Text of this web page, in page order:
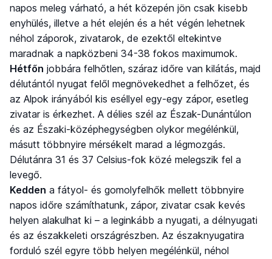
napos meleg várható, a hét közepén jön csak kisebb
enyhülés, illetve a hét elején és a hét végén lehetnek
néhol záporok, zivatarok, de ezektől eltekintve
maradnak a napközbeni 34-38 fokos maximumok.
Hétfőn jobbára felhőtlen, száraz időre van kilátás, majd
délutántól nyugat felől megnövekedhet a felhőzet, és
az Alpok irányából kis eséllyel egy-egy zápor, esetleg
zivatar is érkezhet. A délies szél az Észak-Dunántúlon
és az Északi-középhegységben olykor megélénkül,
másutt többnyire mérsékelt marad a légmozgás.
Délutánra 31 és 37 Celsius-fok közé melegszik fel a
levegő.
Kedden a fátyol- és gomolyfelhők mellett többnyire
napos időre számíthatunk, zápor, zivatar csak kevés
helyen alakulhat ki – a leginkább a nyugati, a délnyugati
és az északkeleti országrészben. Az északnyugatira
forduló szél egyre több helyen megélénkül, néhol